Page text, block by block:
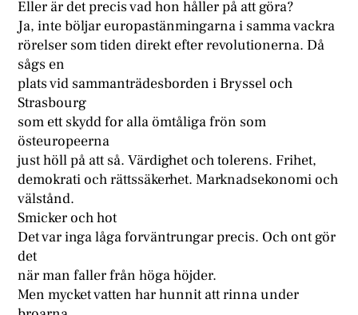
Eller är det precis vad hon håller på att göra?
Ja, inte böljar europastänmingarna i samma vackra
rörelser som tiden direkt efter revolutionerna. Då
sågs en
plats vid sammanträdesborden i Bryssel och
Strasbourg
som ett skydd for alla ömtåliga frön som
östeuropeerna
just höll på att så. Värdighet och tolerens. Frihet,
demokrati och rättssäkerhet. Marknadsekonomi och
välstånd.
Smicker och hot
Det var inga låga forväntrungar precis. Och ont gör
det
när man faller från höga höjder.
Men mycket vatten har hunnit att rinna under